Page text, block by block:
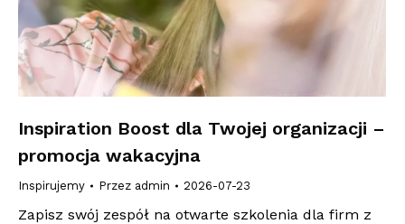
Inspiration Boost dla Twojej organizacji –
promocja wakacyjna
Inspirujemy Przez admin 2026-07-23
Zapisz swój zespół na otwarte szkolenia dla firm z